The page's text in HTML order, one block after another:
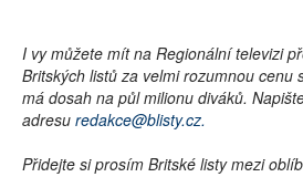
I vy můžete mít na Regionální televizi
Britských listů za velmi rozumnou cenu
má dosah na půl milionu diváků.
adresu redakce@blisty.cz.
Přidejte si prosím Britské listy mezi